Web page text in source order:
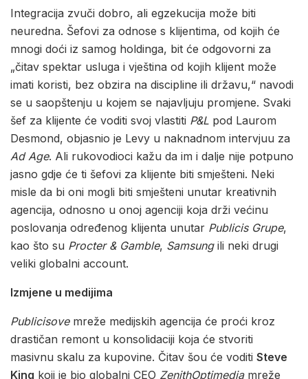
Integracija zvuči dobro, ali egzekucija može biti
neuredna. Šefovi za odnose s klijentima, od kojih će
mnogi doći iz samog holdinga, bit će odgovorni za
„čitav spektar usluga i vještina od kojih klijent može
imati koristi, bez obzira na discipline ili državu,“ navodi
se u saopštenju u kojem se najavljuju promjene. Svaki
šef za klijente će voditi svoj vlastiti P&L pod Laurom
Desmond, objasnio je Levy u naknadnom intervjuu za
Ad Age. Ali rukovodioci kažu da im i dalje nije potpuno
jasno gdje će ti šefovi za klijente biti smješteni. Neki
misle da bi oni mogli biti smješteni unutar kreativnih
agencija, odnosno u onoj agenciji koja drži većinu
poslovanja određenog klijenta unutar Publicis Grupe,
kao što su Procter & Gamble, Samsungili neki drugi
veliki globalni account.
Izmjene u medijima
Publicisovemreže medijskih agencija će proći kroz
drastičan remont u konsolidaciji koja će stvoriti
masivnu skalu za kupovine. Čitav šou će voditi Steve
King koji je bio globalni CEO ZenithOptimediamreže